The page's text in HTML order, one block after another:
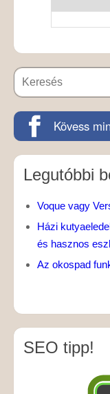
Kövess
Legutóbbi
Voque vagy
Házi
és hasznos
Az okospad
SEO tipp!